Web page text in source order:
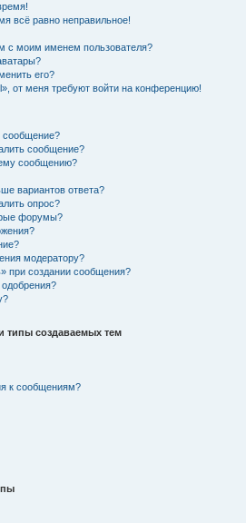
всё равно неправильное!
с моим именем пользователя?
его?
от меня требуют войти на конференцию!
сообщение?
сообщение?
сообщению?
вариантов ответа?
опрос?
форумы?
модератору?
при создании сообщения?
типы создаваемых тем
к сообщениям?